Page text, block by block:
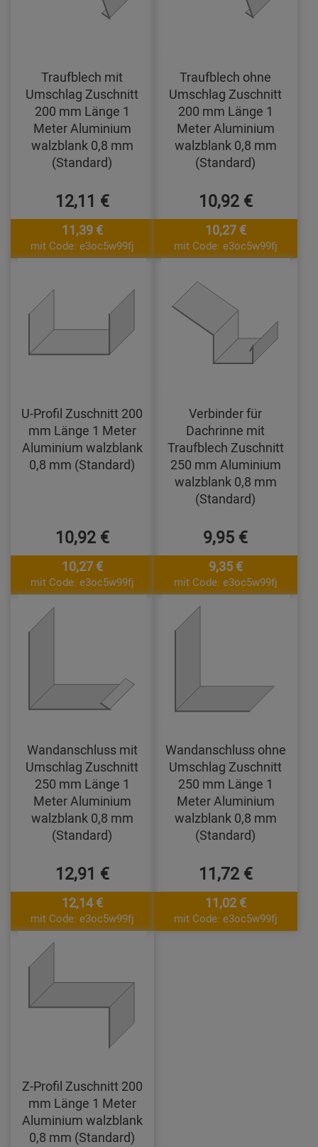
Traufblech mit
Umschlag Zuschnitt
200 mm Länge 1
Meter Aluminium
walzblank 0,8 mm
(Standard)
12,11 €
11,39 €
mit Code: e3oc5w99fj
Traufblech ohne
Umschlag Zuschnitt
200 mm Länge 1
Meter Aluminium
walzblank 0,8 mm
(Standard)
10,92 €
10,27 €
mit Code: e3oc5w99fj
U-Profil Zuschnitt 200
mm Länge 1 Meter
Aluminium walzblank
0,8 mm (Standard)
10,92 €
10,27 €
mit Code: e3oc5w99fj
Verbinder für
Dachrinne mit
Traufblech Zuschnitt
250 mm Aluminium
walzblank 0,8 mm
(Standard)
9,95 €
9,35 €
mit Code: e3oc5w99fj
Wandanschluss mit
Umschlag Zuschnitt
250 mm Länge 1
Meter Aluminium
walzblank 0,8 mm
(Standard)
12,91 €
12,14 €
mit Code: e3oc5w99fj
Wandanschluss ohne
Umschlag Zuschnitt
250 mm Länge 1
Meter Aluminium
walzblank 0,8 mm
(Standard)
11,72 €
11,02 €
mit Code: e3oc5w99fj
Z-Profil Zuschnitt 200
mm Länge 1 Meter
Aluminium walzblank
0,8 mm (Standard)